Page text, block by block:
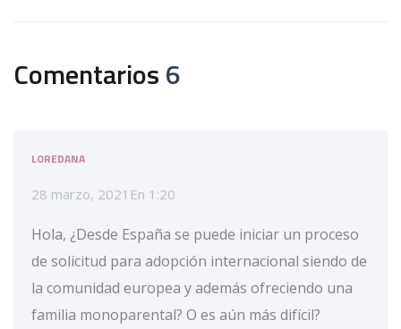
Comentarios6
LOREDANA
28 marzo, 2021 En 1:20
Hola, ¿Desde España se puede iniciar un proceso
de solicitud para adopción internacional siendo de
la comunidad europea y además ofreciendo una
familia monoparental? O es aún más difícil?